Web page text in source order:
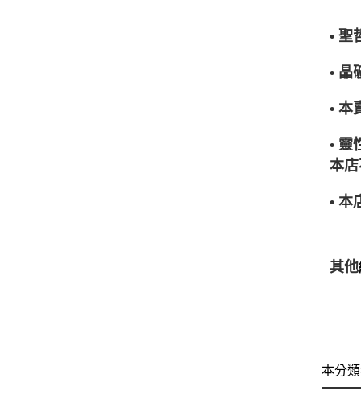
• 聖
• 晶
• 本
• 靈
本
• 本
其他
本分